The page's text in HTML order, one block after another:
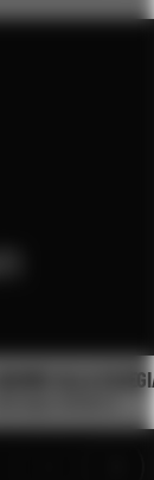
LIQUORE ALLA